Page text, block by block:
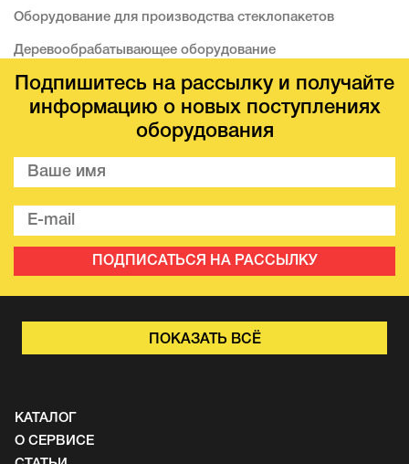
Оборудование для производства стеклопакетов
Деревообрабатывающее оборудование
Подпишитесь на рассылку и получайте
информацию о новых поступлениях
оборудования
ПОДПИСАТЬСЯ НА РАССЫЛКУ
ПОКАЗАТЬ ВСЁ
КАТАЛОГ
О СЕРВИСЕ